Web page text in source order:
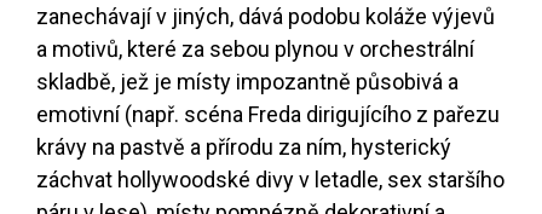
zanechávají v jiných, dává podobu koláže výjevů
a motivů, které za sebou plynou v orchestrální
skladbě, jež je místy impozantně působivá a
emotivní (např. scéna Freda dirigujícího z pařezu
krávy na pastvě a přírodu za ním, hysterický
záchvat hollywoodské divy v letadle, sex staršího